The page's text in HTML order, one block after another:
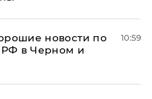
новости по
РФ в Черном и
10:59